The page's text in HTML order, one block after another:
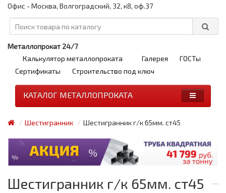
Офис - Москва, Волгоградский, 32, к8, оф.37
Металлопрокат 24/7
Калькулятор металлопроката
Галерея
ГОСТы
Сертификаты
Строительство под ключ
КАТАЛОГ МЕТАЛЛОПРОКАТА
Шестигранник Шестигранник г/к 65мм. ст45
Шестигранник г/к 65мм. ст45